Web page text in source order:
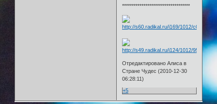
***********************************
Отредактировано Алиса в
Стране Чудес (2010-12-30
06:28:11)
+5